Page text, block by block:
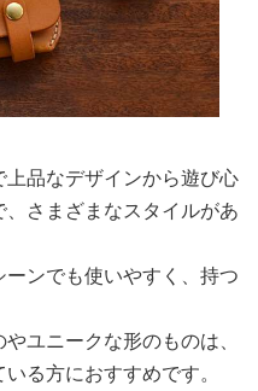
品なデザインから遊び心
さまざまなスタイルがあ
ンでも使いやすく、持つ
ユニークな形のものは、
る方におすすめです。